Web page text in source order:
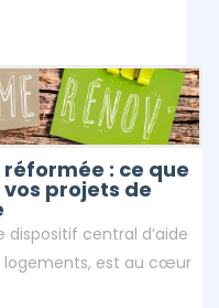
: ce que
projets de
dispositif central d’aide
logements, est au cœur